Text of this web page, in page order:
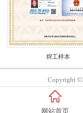
焊工样本
Copyright
网站首页